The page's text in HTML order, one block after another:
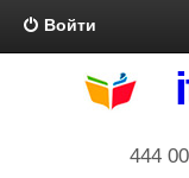
Войти
444